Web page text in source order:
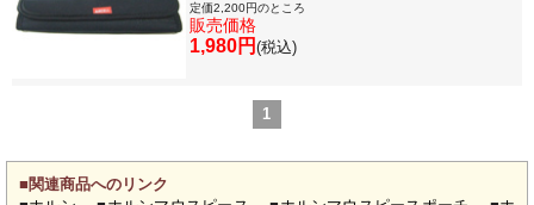
定価2,200円のところ
販売価格
1,980円 (税込)
1
■関連商品へのリンク
楽器スタンド